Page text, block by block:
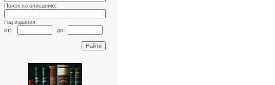
Поиск по описанию:
Год издания:
от:
до: